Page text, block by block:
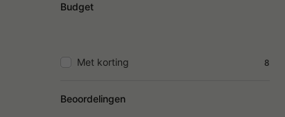
Budget
Met korting 8
Beoordelingen